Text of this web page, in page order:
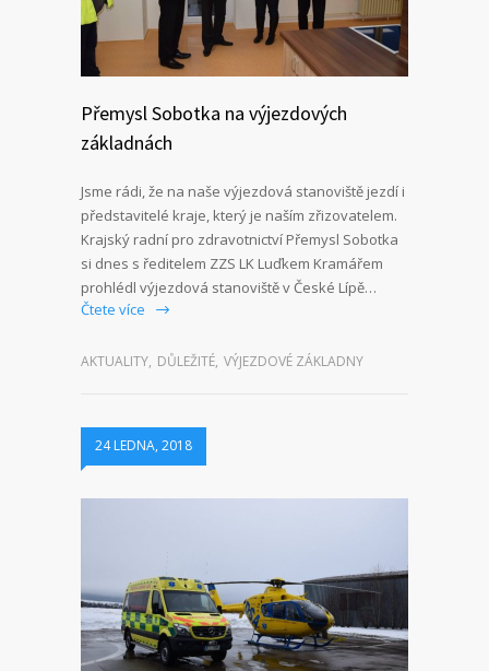
Přemysl Sobotka na výjezdových
základnách
Jsme rádi, že na naše výjezdová stanoviště jezdí i
představitelé kraje, který je naším zřizovatelem.
Krajský radní pro zdravotnictví Přemysl Sobotka
si dnes s ředitelem ZZS LK Luďkem Kramářem
prohlédl výjezdová stanoviště v České Lípě…
Čtete více
AKTUALITY, DŮLEŽITÉ, VÝJEZDOVÉ ZÁKLADNY
24 LEDNA, 2018